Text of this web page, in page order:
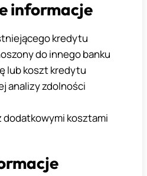
informacje
kredytu
do innego banku
lub koszt kredytu
analizy zdolności
dodatkowymi kosztami